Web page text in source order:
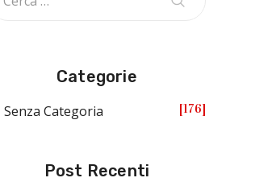
Categorie
Senza Categoria 176
Post Recenti